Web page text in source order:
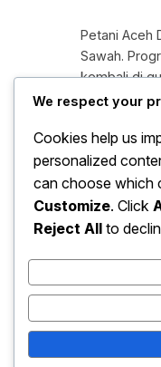
Petani Aceh
Sawah.
kembali di
Aceh
skema
hanya
manfaat,
aktif dalam
We respect your
Cookies help us
personalized
can choose which
Customize. Click
Reject All to